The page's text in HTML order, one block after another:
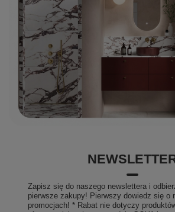
Zapisz się do naszego newslettera i
pierwsze zakupy! Pierwszy dowiedz się o
promocjach! * Rabat nie dotyczy